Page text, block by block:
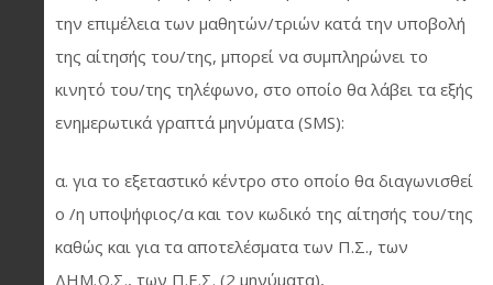
την επιμέλεια των μαθητών/τριών κατά την υποβολή
της αίτησής του/της, μπορεί να συμπληρώνει το
κινητό του/της τηλέφωνο, στο οποίο θα λάβει τα εξής
ενημερωτικά γραπτά μηνύματα (SMS):
α. για το εξεταστικό κέντρο στο οποίο θα διαγωνισθεί
ο /η υποψήφιος/α και τον κωδικό της αίτησής του/της
καθώς και για τα αποτελέσματα των Π.Σ., των
ΔΗΜ.Ω.Σ., των Π.Ε.Σ. (2 μηνύματα),